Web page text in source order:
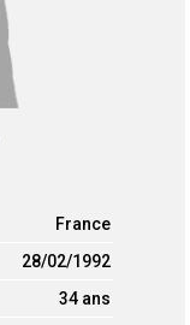
France
28/02/1992
34 ans